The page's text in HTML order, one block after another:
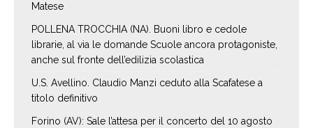
Matese
POLLENA TROCCHIA (NA). Buoni libro e cedole
librarie, al via le domande Scuole ancora protagoniste,
anche sul fronte dell’edilizia scolastica
U.S. Avellino. Claudio Manzi ceduto alla Scafatese a
titolo definitivo
Forino (AV): Sale l’attesa per il concerto del 10 agosto